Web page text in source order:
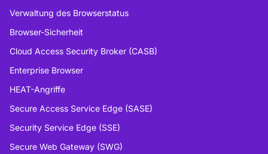
Verwaltung des Browserstatus
Browser-Sicherheit
Cloud Access Security Broker (CASB)
Enterprise Browser
HEAT-Angriffe
Secure Access Service Edge (SASE)
Security Service Edge (SSE)
Secure Web Gateway (SWG)